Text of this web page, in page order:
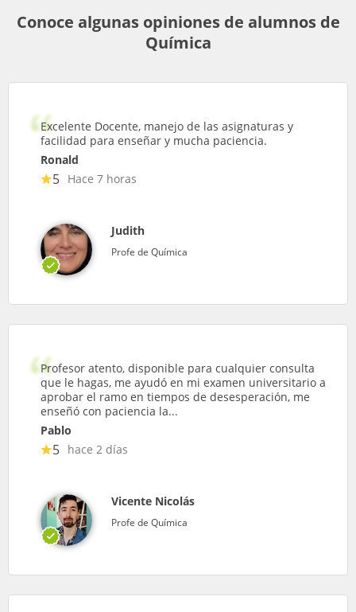
Conoce algunas opiniones de alumnos de
Química
Excelente Docente, manejo de las asignaturas y
facilidad para enseñar y mucha paciencia.
Ronald
5 Hace 7 horas
Judith
Profe de Química
Profesor atento, disponible para cualquier consulta
que le hagas, me ayudó en mi examen universitario a
aprobar el ramo en tiempos de desesperación, me
enseñó con paciencia la...
Pablo
5 hace 2 días
Vicente Nicolás
Profe de Química